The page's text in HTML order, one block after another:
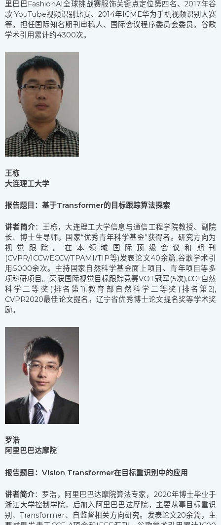
里巴巴FashionAI全球挑战赛服饰关键点定位第四名、2017年谷
歌 YouTube视频识别比赛、2014年ICME华为手机视频识别大赛
等。担任国际知名期刊审稿人、国际会议程序委员会委员。谷歌
学术引用累计约4300次。
王栋
大连理工大学
报告题目：基于Transformer的目标跟踪算法探索
讲者简介：王栋，大连理工大学信息与通信工程学院教授、副院
长、博士生导师，国家“优秀青年科学基金”获得者。研究方向为
视觉跟踪。在本领域国际顶级会议和期刊
(CVPR/ICCV/ECCV/TPAMI/TIP等)发表论文40余篇,谷歌学术引
用5000余次。主持国家自然科学基金面上项目、青年项目等多
项科研项目。荣获国际视觉目标跟踪竞赛VOT冠军(5次),CCF自然
科学二等奖(排名第1),教育部自然科学二等奖(排名第2),
CVPR2020最佳论文提名，辽宁省优秀博士论文提名奖等学术奖
励。
罗浩
阿里巴巴达摩院
报告题目：Vision Transformer在目标重识别中的应用
讲者简介：罗浩，阿里巴巴达摩院算法专家，2020年博士毕业于
浙江大学控制学院，后加入阿里巴巴达摩院，主要从事目标重识
别、Transformer、自监督相关方向研究。发表论文20余篇，主